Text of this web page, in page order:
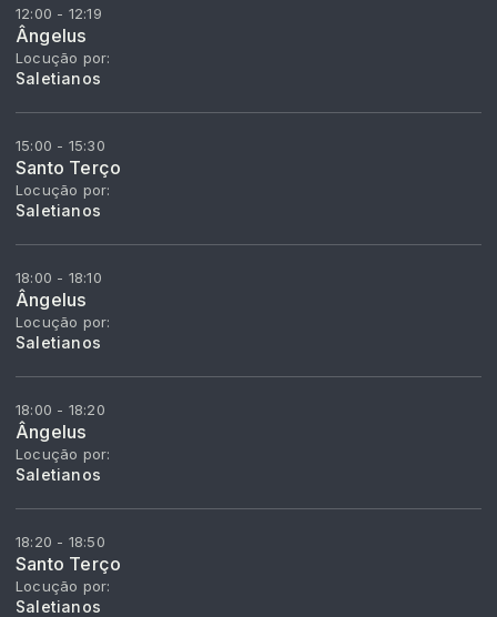
12:00 - 12:19
Ângelus
Locução por:
Saletianos
15:00 - 15:30
Santo Terço
Locução por:
Saletianos
18:00 - 18:10
Ângelus
Locução por:
Saletianos
18:00 - 18:20
Ângelus
Locução por:
Saletianos
18:20 - 18:50
Santo Terço
Locução por:
Saletianos